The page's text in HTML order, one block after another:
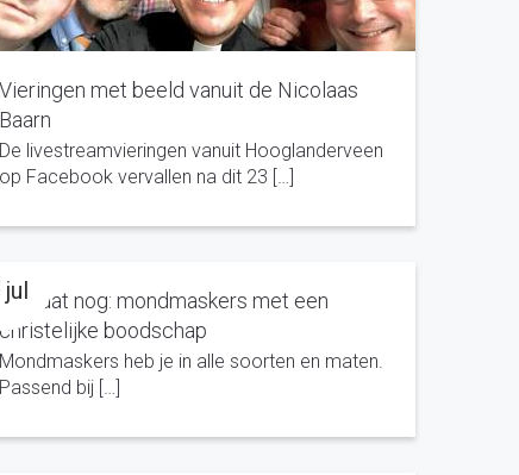
Vieringen met beeld vanuit de Nicolaas
Baarn
De livestreamvieringen vanuit Hooglanderveen
op Facebook vervallen na dit 23 […]
Ook dat nog: mondmaskers met een
christelijke boodschap
Mondmaskers heb je in alle soorten en maten.
Passend bij […]
jul